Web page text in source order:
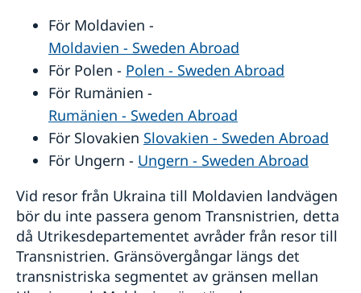
För Moldavien -
Moldavien - Sweden Abroad
För Polen - Polen - Sweden Abroad
För Rumänien -
Rumänien - Sweden Abroad
För Slovakien Slovakien - Sweden Abroad
För Ungern - Ungern - Sweden Abroad
Vid resor från Ukraina till Moldavien landvägen
bör du inte passera genom Transnistrien, detta
då Utrikesdepartementet avråder från resor till
Transnistrien. Gränsövergångar längs det
transnistriska segmentet av gränsen mellan